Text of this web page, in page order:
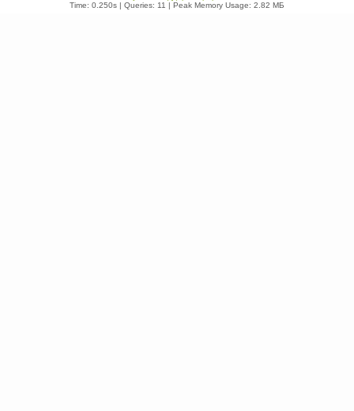
Time: 0.250s | Queries: 11 | Peak Memory Usage: 2.82 МБ